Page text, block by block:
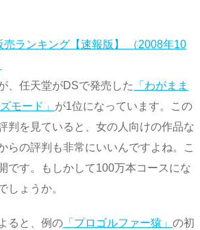
売ランキング【速報版】 （2008年10
、任天堂がDSで発売した
「わがまま
モード」 が1位になっています。この
判を見ていると、女の人向けの作品な
らの評判も非常にいいんですよね。こ
です。もしかして100万本コースにな
しょうか。
ると、例の 「プロゴルファー猿」 の初